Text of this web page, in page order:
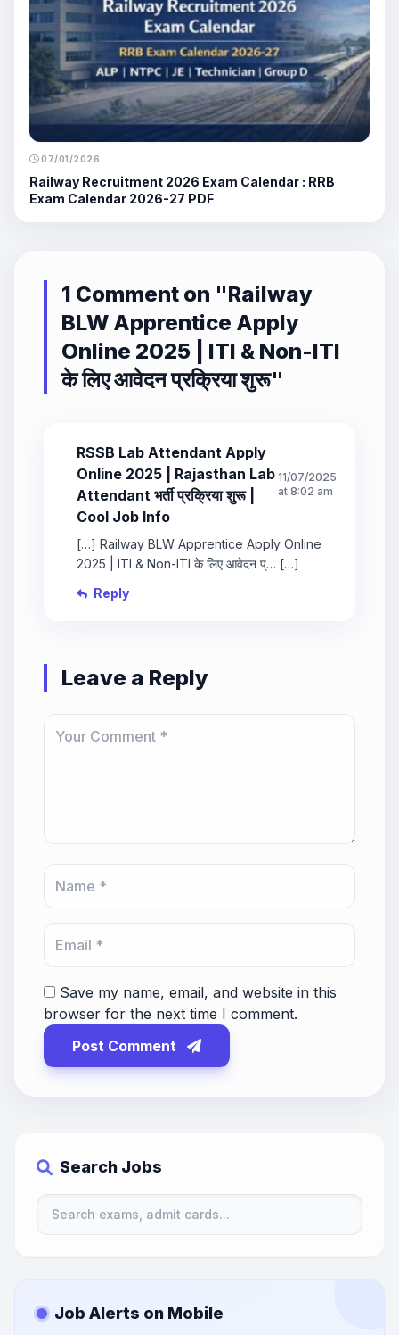
07/01/2026
Railway Recruitment 2026 Exam Calendar : RRB
Exam Calendar 2026-27 PDF
1 Comment on "Railway
BLW Apprentice Apply
Online 2025 | ITI & Non-ITI
के लिए आवेदन प्रक्रिया शुरू"
RSSB Lab Attendant Apply
Online 2025 | Rajasthan Lab
Attendant भर्ती प्रक्रिया शुरू |
Cool Job Info
11/07/2025
at 8:02 am
[…] Railway BLW Apprentice Apply Online
2025 | ITI & Non-ITI के लिए आवेदन प्… […]
Reply
Leave a Reply
Save my name, email, and website in this
browser for the next time I comment.
Post Comment
Search Jobs
Job Alerts on Mobile